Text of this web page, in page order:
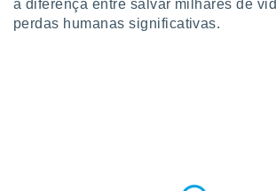
a diferença entre salvar milhares de
perdas humanas significativas.